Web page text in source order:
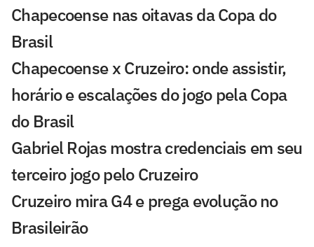
Chapecoense nas oitavas da Copa do
Brasil
Chapecoense x Cruzeiro: onde assistir,
horário e escalações do jogo pela Copa
do Brasil
Gabriel Rojas mostra credenciais em seu
terceiro jogo pelo Cruzeiro
Cruzeiro mira G4 e prega evolução no
Brasileirão